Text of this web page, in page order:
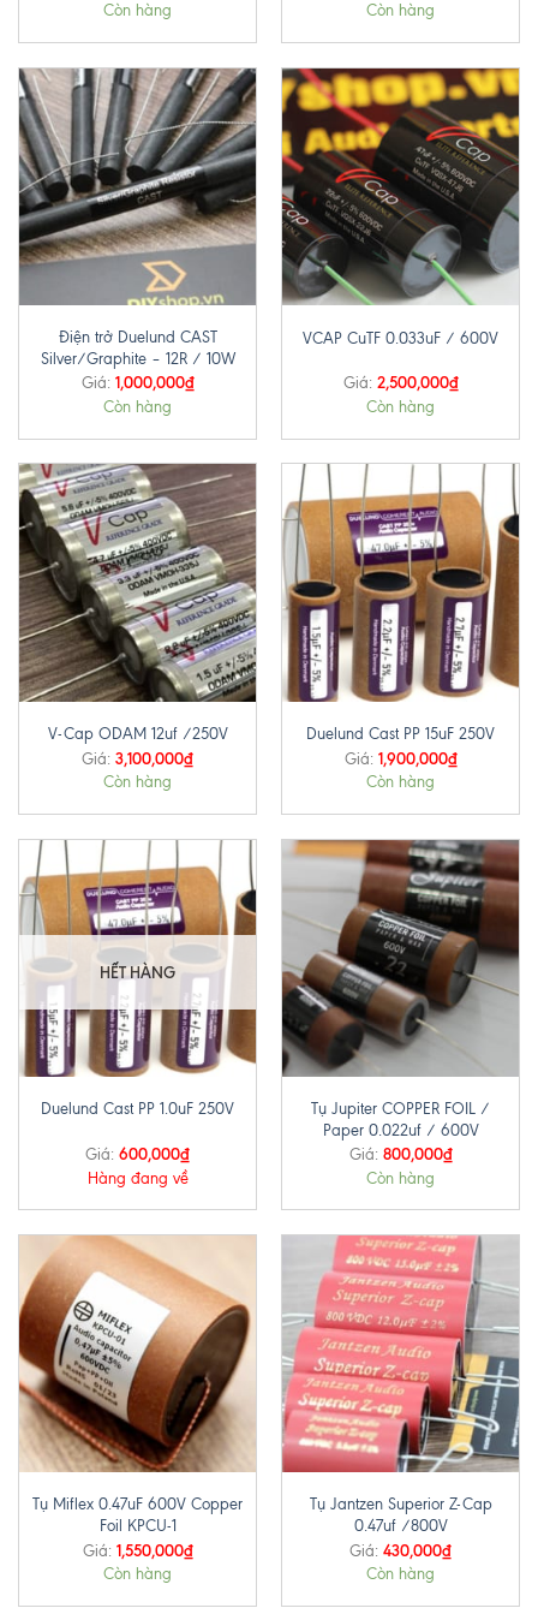
Còn hàng Còn hàng
Điện trở Duelund CAST
Silver/Graphite – 12R / 10W
Giá: 1,000,000₫
Còn hàng
VCAP CuTF 0.033uF / 600V
Giá: 2,500,000₫
Còn hàng
V-Cap ODAM 12uf /250V
Giá: 3,100,000₫
Còn hàng
Duelund Cast PP 15uF 250V
Giá: 1,900,000₫
Còn hàng
HẾT HÀNG
Duelund Cast PP 1.0uF 250V
Giá: 600,000₫
Hàng đang về
Tụ Jupiter COPPER FOIL /
Paper 0.022uf / 600V
Giá: 800,000₫
Còn hàng
Tụ Miflex 0.47uF 600V Copper
Foil KPCU-1
Giá: 1,550,000₫
Còn hàng
Tụ Jantzen Superior Z-Cap
0.47uf /800V
Giá: 430,000₫
Còn hàng